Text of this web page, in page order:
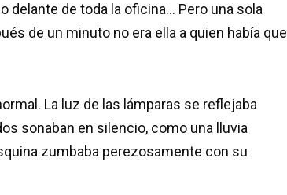
delante de toda la oficina… Pero una sola
de un minuto no era ella a quien había que
La luz de las lámparas se reflejaba
sonaban en silencio, como una lluvia
zumbaba perezosamente con su